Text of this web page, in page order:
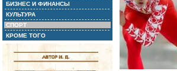
БИЗНЕС И ФИНАНСЫ
КУЛЬТУРА
СПОРТ
КРОМЕ ТОГО